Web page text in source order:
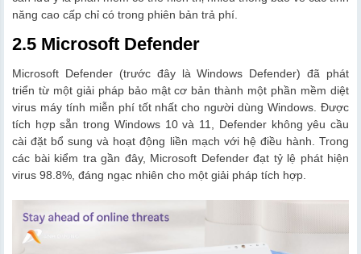
năng cao cấp chỉ có trong phiên bản trả phí.
2.5 Microsoft Defender
Microsoft Defender (trước đây là Windows Defender) đã phát
triển từ một giải pháp bảo mật cơ bản thành một phần mềm diệt
virus máy tính miễn phí tốt nhất cho người dùng Windows. Được
tích hợp sẵn trong Windows 10 và 11, Defender không yêu cầu
cài đặt bổ sung và hoạt động liền mạch với hệ điều hành. Trong
các bài kiểm tra gần đây, Microsoft Defender đạt tỷ lệ phát hiện
virus 98.8%, đáng ngạc nhiên cho một giải pháp tích hợp.